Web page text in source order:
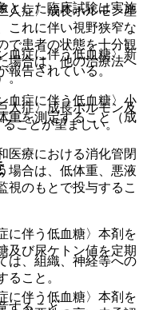
とした臨床試験は実施
血症に伴う低血糖〉新
報告されている。
血症に伴う低血糖〉小
重を測定すること（成
は、組織、神経等への
ること。
すること。
人症〉成長ホルモン産
これに伴い視野狭窄な
で患者の状態を十分観
場合は、他の治療法へ
。
人症〉成長ホルモン及
ことが望ましい。
医療における消化管閉
場合は、低体重、悪液
視のもとで投与するこ
に伴う低血糖〉本剤を
及び尿ケトン値を定期
に伴う低血糖〉本剤を